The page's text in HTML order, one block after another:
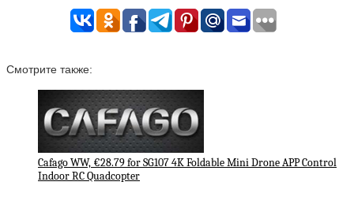
Смотрите также:
Cafago WW, €28.79 for SG107 4K Foldable Mini Drone APP Control
Indoor RC Quadcopter